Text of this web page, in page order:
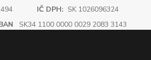
494 IČ DPH: SK 1026096324
SK34 1100 0000 0029 2083 3143